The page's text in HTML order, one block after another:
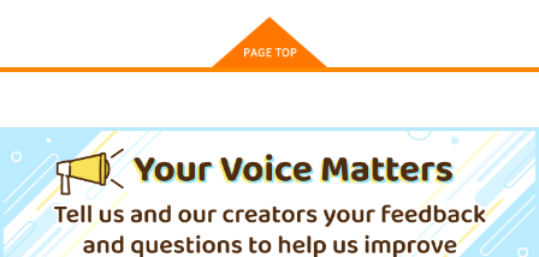
HitenKei
サンプル
作品詳細
すいせいICステッカー
Four Seasons
星街すいせい
サンプル
作品詳細
ワダメモ
サンプル
作品詳細